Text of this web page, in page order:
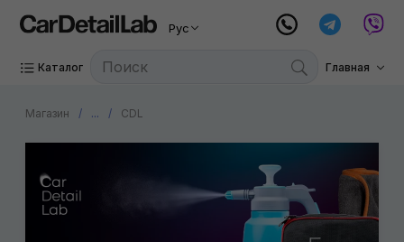
Рус
Каталог Главная
Магазин ... CDL